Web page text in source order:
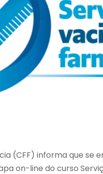
(CFF) informa que se
on-line do curso